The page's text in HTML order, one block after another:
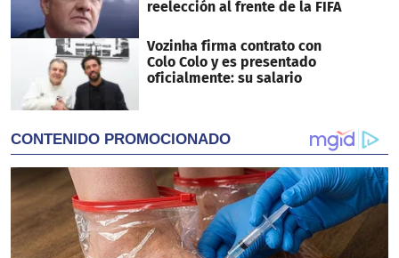
reelección al frente de la FIFA
Vozinha firma contrato con
Colo Colo y es presentado
oficialmente: su salario